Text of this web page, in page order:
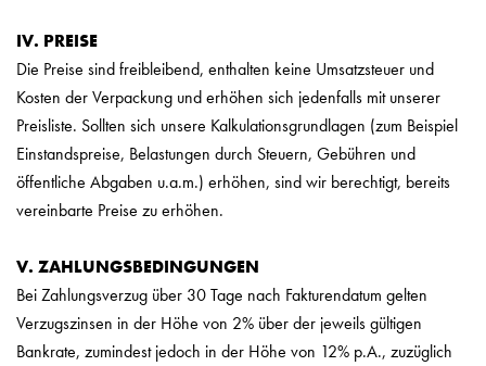
IV. PREISE
Die Preise sind freibleibend, enthalten keine Umsatzsteuer und
Kosten der Verpackung und erhöhen sich jedenfalls mit unserer
Preisliste. Sollten sich unsere Kalkulationsgrundlagen (zum Beispiel
Einstandspreise, Belastungen durch Steuern, Gebühren und
öffentliche Abgaben u.a.m.) erhöhen, sind wir berechtigt, bereits
vereinbarte Preise zu erhöhen.
V. ZAHLUNGSBEDINGUNGEN
Bei Zahlungsverzug über 30 Tage nach Fakturendatum gelten
Verzugszinsen in der Höhe von 2% über der jeweils gültigen
Bankrate, zumindest jedoch in der Höhe von 12% p.A., zuzüglich